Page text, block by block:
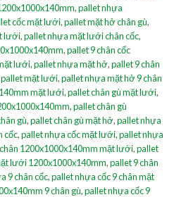
,pallet nhựa
cốc mặt lưới,pallet mặt hở chân gù,
lưới,pallet nhựa mặt lưới chân cốc,
,pallet 9 chân cốc
lưới,pallet nhựa mặt hở,pallet 9 chân
pallet mặt lưới,pallet nhựa mặt hở 9 chân
mặt lưới,pallet chân gù mặt lưới,
,pallet chân gù
gù,pallet chân gù mặt hở,pallet nhựa
cốc,pallet nhựa cốc mặt lưới,pallet nhựa
1200x1000x140mm mặt lưới,pallet
lưới 1200x1000x140mm,pallet 9 chân
9 chân cốc,pallet nhựa cốc 9 chân mặt
9 chân gù,pallet nhựa cốc 9